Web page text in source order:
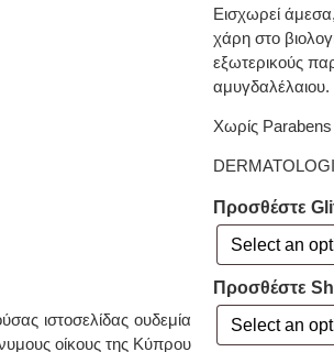
ιστοσελίδας ουδεμία
οίκους της Κύπρου
Εισχωρεί
χάρη στο
εξωτερικούς
αμυγδαλέλαιου.
Χωρίς
Προσθέστε
Προσθέστε